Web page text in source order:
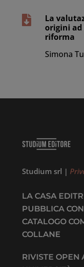

La
origini ad
riforma
Simona
Studium srl |
LA CASA
PUBBLICA
CATALOGO
COLLANE
RIVISTE OPEN